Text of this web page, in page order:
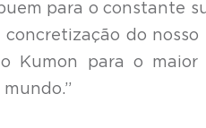
para o constante
concretização do
Kumon para o maior